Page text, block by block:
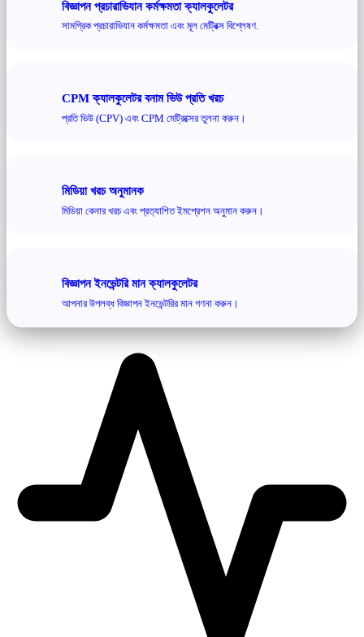
বিজ্ঞাপন প্রচারাভিযান কর্মক্ষমতা ক্যালকুলেটর
সামগ্রিক প্রচারাভিযান কর্মক্ষমতা এবং মূল মেট্রিক্স বিশ্লেষণ.
CPM ক্যালকুলেটর বনাম ভিউ প্রতি খরচ
প্রতি ভিউ (CPV) এবং CPM মেট্রিক্সের তুলনা করুন।
মিডিয়া খরচ অনুমানক
মিডিয়া কেনার খরচ এবং প্রত্যাশিত ইমপ্রেশন অনুমান করুন।
বিজ্ঞাপন ইনভেন্টরি মান ক্যালকুলেটর
আপনার উপলব্ধ বিজ্ঞাপন ইনভেন্টরির মান গণনা করুন।